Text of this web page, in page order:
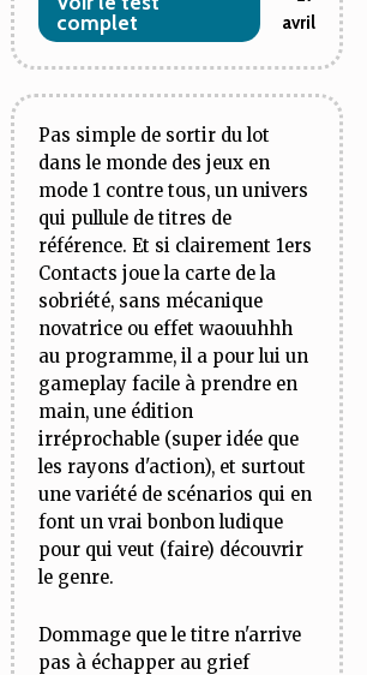
complet
avril
Pas simple de sortir du lot
dans le monde des jeux en
mode 1 contre tous, un univers
qui pullule de titres de
référence. Et si clairement1ers
Contacts joue la carte de la
sobriété, sans mécanique
novatrice ou effet waouuhhh
au programme, il a pour lui un
gameplay facile à prendre en
main, une édition
irréprochable (super idée que
les rayons d'action), et surtout
une variété de scénarios qui en
font un vrai bonbon ludique
pour qui veut (faire) découvrir
le genre.
Dommage que le titre n'arrive
pas à échapper au grief